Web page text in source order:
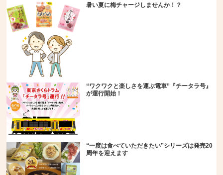
暑い夏に梅チャージしませんか！？
“ワクワクと楽しさを運ぶ電車”『チータラ号』
が運行開始！
“一度は食べていただきたい”シリーズは発売20
周年を迎えます